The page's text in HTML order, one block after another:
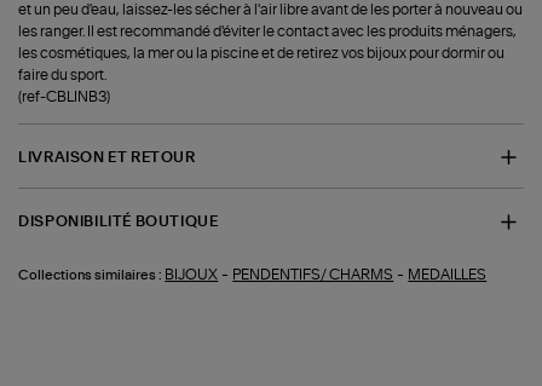
et un peu d'eau, laissez-les sécher à l'air libre avant de les porter à nouveau ou
les ranger. Il est recommandé d'éviter le contact avec les produits ménagers,
les cosmétiques, la mer ou la piscine et de retirez vos bijoux pour dormir ou
faire du sport.
(ref-CBLINB3)
LIVRAISON ET RETOUR
DISPONIBILITÉ BOUTIQUE
Collections similaires : BIJOUX - PENDENTIFS/ CHARMS - MEDAILLES